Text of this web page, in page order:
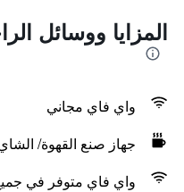
المزايا ووسائل
واي فاي مجاني
جهاز صنع القهوة/
واي فاي متوفر في